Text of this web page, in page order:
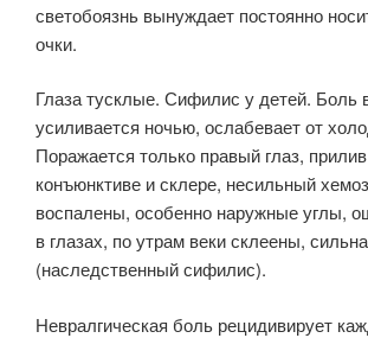
светобоязнь вынуждает постоянно
очки.
Глаза тусклые. Сифилис у детей. Боль
усиливается ночью, ослабевает от
Поражается только правый глаз,
конъюнктиве и склере, несильный
воспалены, особенно наружные углы,
в глазах, по утрам веки склеены,
(наследственный сифилис).
Невралгическая боль рецидивирует